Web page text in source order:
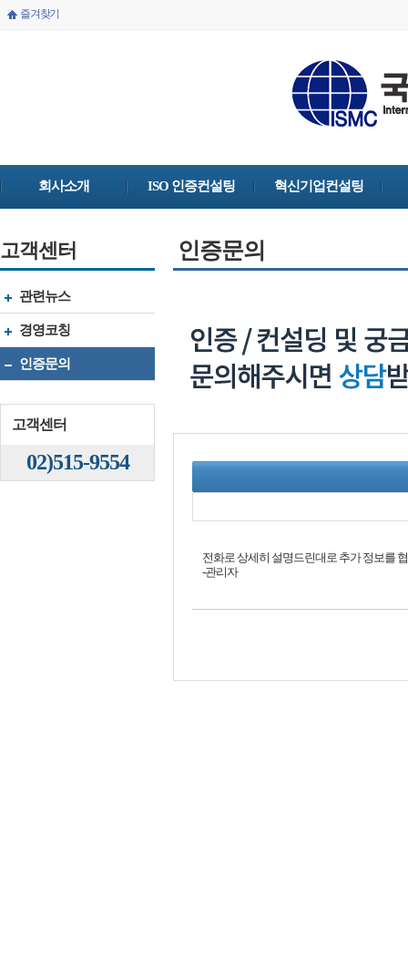
즐겨찾기
회사소개 ISO 인증컨설팅 혁신기업컨설팅
고객센터
관련뉴스
경영코칭
인증문의
고객센터
02)515-9554
인증문의
전화로 상세히 설명드린대로 추가 정보를
-관리자